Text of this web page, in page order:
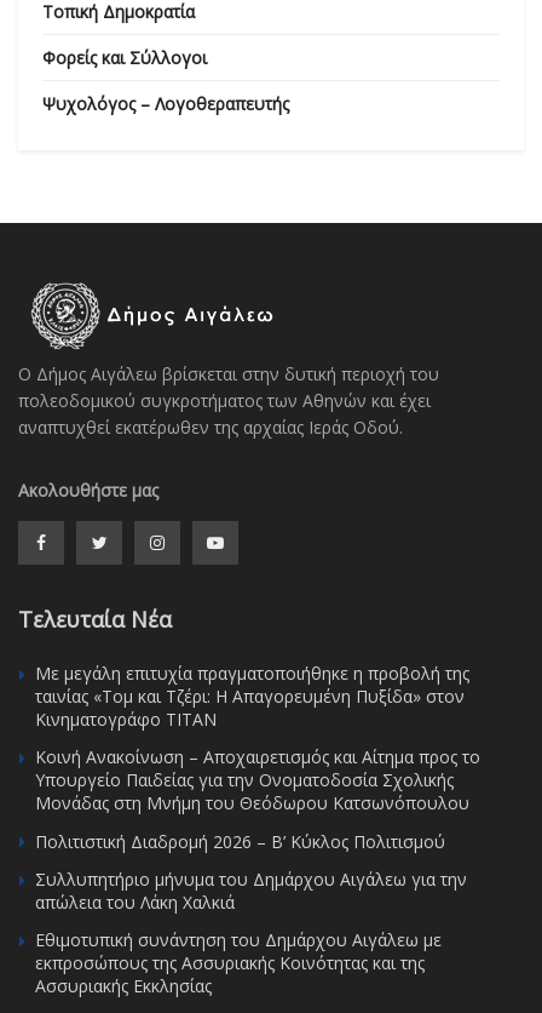
Τοπική Δημοκρατία
Φορείς και Σύλλογοι
Ψυχολόγος – Λογοθεραπευτής
Ο Δήμος Αιγάλεω βρίσκεται στην δυτική περιοχή του
πολεοδομικού συγκροτήματος των Αθηνών και έχει
αναπτυχθεί εκατέρωθεν της αρχαίας Ιεράς Οδού.
Ακολουθήστε μας
Τελευταία Νέα
Με μεγάλη επιτυχία πραγματοποιήθηκε η προβολή της
ταινίας «Τομ και Τζέρι: Η Απαγορευμένη Πυξίδα» στον
Κινηματογράφο ΤΙΤΑΝ
Κοινή Ανακοίνωση – Αποχαιρετισμός και Αίτημα προς το
Υπουργείο Παιδείας για την Ονοματοδοσία Σχολικής
Μονάδας στη Μνήμη του Θεόδωρου Κατσωνόπουλου
Πολιτιστική Διαδρομή 2026 – Β’ Κύκλος Πολιτισμού
Συλλυπητήριο μήνυμα του Δημάρχου Αιγάλεω για την
απώλεια του Λάκη Χαλκιά
Εθιμοτυπική συνάντηση του Δημάρχου Αιγάλεω με
εκπροσώπους της Ασσυριακής Κοινότητας και της
Ασσυριακής Εκκλησίας